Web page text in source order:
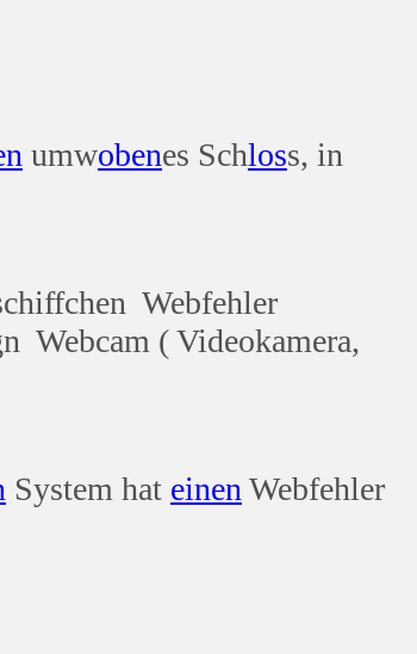
umwobenes Schloss, in
Webfehler
Webcam ( Videokamera,
System hat einen Webfehler